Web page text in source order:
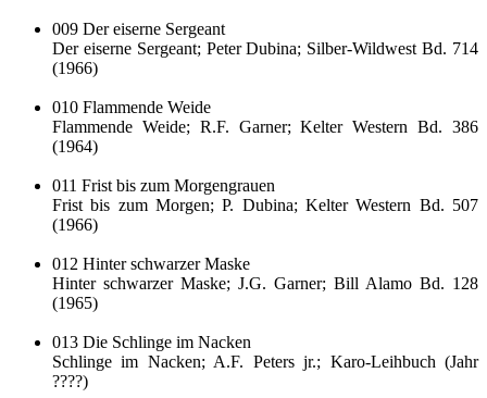
009 Der eiserne Sergeant
Der eiserne Sergeant; Peter Dubina; Silber-Wildwest Bd. 714
(1966)
010 Flammende Weide
Flammende Weide; R.F. Garner; Kelter Western Bd. 386
(1964)
011 Frist bis zum Morgengrauen
Frist bis zum Morgen; P. Dubina; Kelter Western Bd. 507
(1966)
012 Hinter schwarzer Maske
Hinter schwarzer Maske; J.G. Garner; Bill Alamo Bd. 128
(1965)
013 Die Schlinge im Nacken
Schlinge im Nacken; A.F. Peters jr.; Karo-Leihbuch (Jahr
????)